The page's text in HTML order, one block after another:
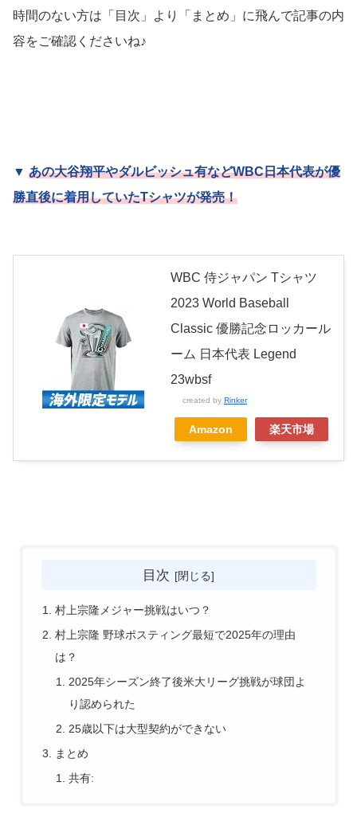
時間のない方は「目次」より「まとめ」に飛んで記事の内
容をご確認くださいね♪
▼ あの大谷翔平やダルビッシュ有などWBC日本代表が優
勝直後に着用していたTシャツが発売！
WBC 侍ジャパン Tシャツ
2023 World Baseball
Classic 優勝記念ロッカール
ーム 日本代表 Legend
23wbsf
created by Rinker
Amazon 楽天市場
目次
村上宗隆メジャー挑戦はいつ？
村上宗隆 野球ポスティング最短で2025年の理由
は？
2025年シーズン終了後米大リーグ挑戦が球団よ
り認められた
25歳以下は大型契約ができない
まとめ
共有: